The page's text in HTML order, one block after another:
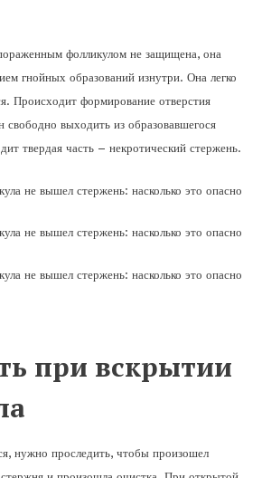
фолликулом не защищена, она
гнойных образований изнутри. Она легко
Происходит формирование отверстия
выходить из образовавшегося
твердая часть – некротический стержень.
при вскрытии
нужно проследить, чтобы произошел